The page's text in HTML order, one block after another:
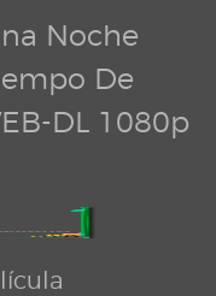
Noche
De
DL 1080p